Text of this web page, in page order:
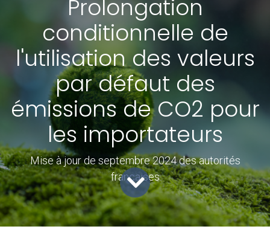
Prolongation
conditionnelle de
l'utilisation des valeurs
par défaut des
émissions de CO2 pour
les importateurs
Mise à jour de septembre 2024 des autorités
françaises